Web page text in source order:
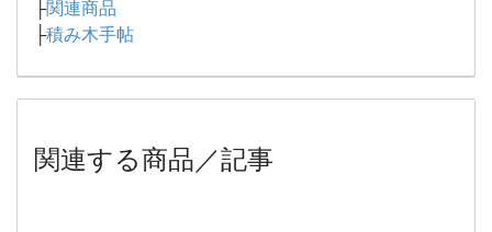
├関連商品
├積み木手帖
関連する商品／記事